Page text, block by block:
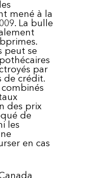
mené à la
La bulle
peut se
par
de crédit.
des prix
de
les
en cas